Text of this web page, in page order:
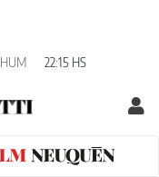
HUM 22:15 HS